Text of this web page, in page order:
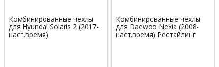
Комбинированные чехлы
для Hyundai Solaris 2 (2017-
наст.время)
Комбинированные чехлы
для Daewoo Nexia (2008-
наст.время) Рестайлинг